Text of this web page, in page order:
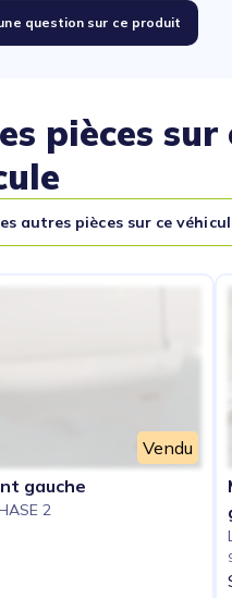
question sur ce produit
pièces sur
autres pièces sur ce
Vendu
gauche
2